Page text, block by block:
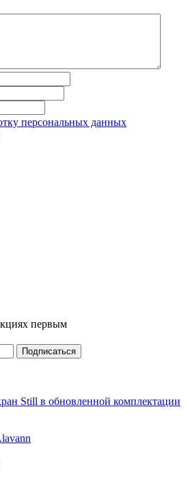
персональных данных
первым
Still в обновленной комплектации